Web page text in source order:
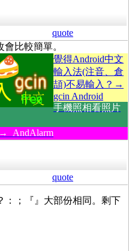
quote
比較簡單。
覺得Android中文
輸入法(注音、倉
頡)不易輸入？→
gcin Android
手機照相看照片
AndAlarm
quote
：；『』大部份相同。剩下